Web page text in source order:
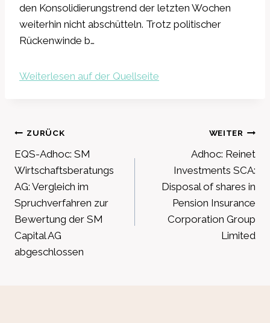
den Konsolidierungstrend der letzten Wochen
weiterhin nicht abschütteln. Trotz politischer
Rückenwinde b…
Weiterlesen auf der Quellseite
Beitragsnavigation
ZURÜCK
EQS-Adhoc: SM
Wirtschaftsberatungs
AG: Vergleich im
Spruchverfahren zur
Bewertung der SM
Capital AG
abgeschlossen
WEITER
Adhoc: Reinet
Investments SCA:
Disposal of shares in
Pension Insurance
Corporation Group
Limited